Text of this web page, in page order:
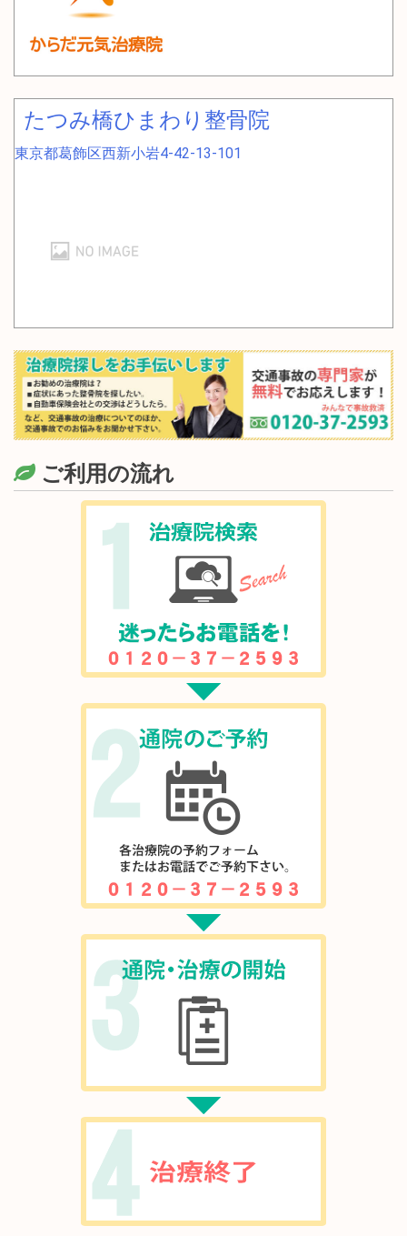
たつみ橋ひまわり整骨院
東京都葛飾区西新小岩4-42-13-101
ご利用の流れ